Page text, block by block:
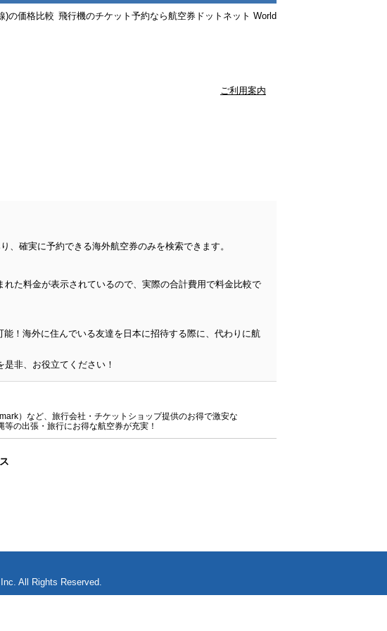
)の価格比較 飛行機のチケット予約なら航空券ドットネット World
ご利用案内
確実に予約できる海外航空券のみを検索できます。
た料金が表示されているので、実際の合計費用で料金比較で
！海外に住んでいる友達を日本に招待する際に、代わりに航
）など、旅行会社・チケットショップ提供のお得で激安な
の出張・旅行にお得な航空券が充実！
All Rights Reserved.